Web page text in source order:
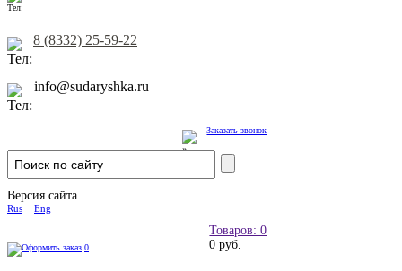
8 (8332) 25-59-22
info@sudaryshka.ru
Заказать звонок
Версия сайта
Rus Eng
Товаров: 0
0 руб.
0